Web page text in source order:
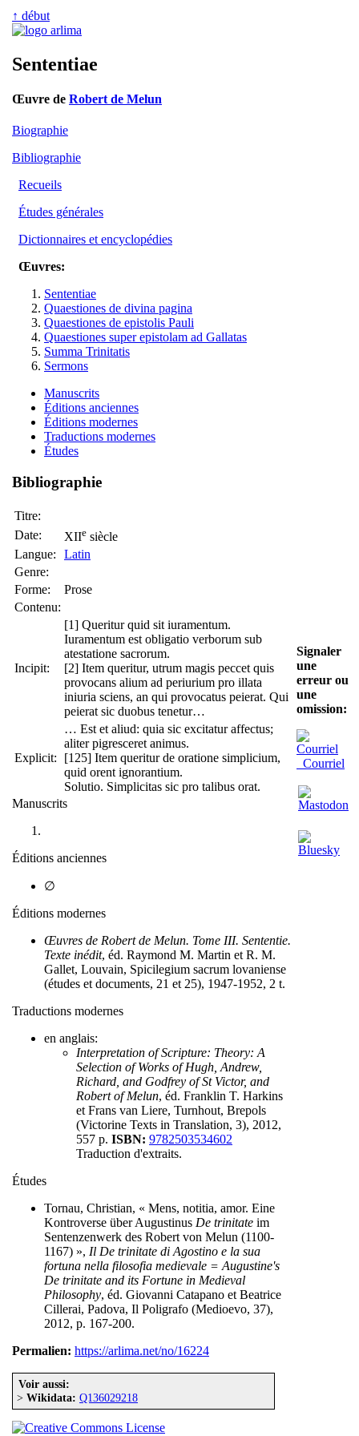
↑ début
Sententiae
Œuvre de Robert de Melun
Biographie
Bibliographie
Recueils
Études générales
Dictionnaires et encyclopédies
Œuvres:
Sententiae
Quaestiones de divina pagina
Quaestiones de epistolis Pauli
Quaestiones super epistolam ad Gallatas
Summa Trinitatis
Sermons
Manuscrits
Éditions anciennes
Éditions modernes
Traductions modernes
Études
Bibliographie
Titre:
Date:
XIIe siècle
Langue:
Latin
Genre:
Forme:
Prose
Contenu:
Incipit:
[1] Queritur quid sit iuramentum.
Iuramentum est obligatio verborum sub
atestatione sacrorum.
[2] Item queritur, utrum magis peccet quis
provocans alium ad periurium pro illata
iniuria sciens, an qui provocatus peierat. Qui
peierat sic duobus tenetur…
Explicit:
… Est et aliud: quia sic excitatur affectus;
aliter pigresceret animus.
[125] Item queritur de oratione simplicium,
quid orent ignorantium.
Solutio. Simplicitas sic pro talibus orat.
Manuscrits
Éditions anciennes
∅
Éditions modernes
Œuvres de Robert de Melun. Tome III. Sententie.
Texte inédit, éd. Raymond M. Martin et R. M.
Gallet, Louvain, Spicilegium sacrum lovaniense
(études et documents, 21 et 25), 1947-1952, 2 t.
Traductions modernes
en anglais:
Interpretation of Scripture: Theory: A
Selection of Works of Hugh, Andrew,
Richard, and Godfrey of St Victor, and
Robert of Melun, éd. Franklin T. Harkins
et Frans van Liere, Turnhout, Brepols
(Victorine Texts in Translation, 3), 2012,
557 p. ISBN: 9782503534602
Traduction d'extraits.
Études
Tornau, Christian, « Mens, notitia, amor. Eine
Kontroverse über Augustinus De trinitate im
Sentenzenwerk des Robert von Melun (1100-
1167) », Il De trinitate di Agostino e la sua
fortuna nella filosofia medievale = Augustine's
De trinitate and its Fortune in Medieval
Philosophy, éd. Giovanni Catapano et Beatrice
Cillerai, Padova, Il Poligrafo (Medioevo, 37),
2012, p. 167-200.
Permalien: https://arlima.net/no/16224
Voir aussi:
> Wikidata: Q136029218
Signaler
une
erreur ou
une
omission:
Courriel